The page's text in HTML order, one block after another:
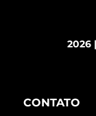
2026
CONTATO